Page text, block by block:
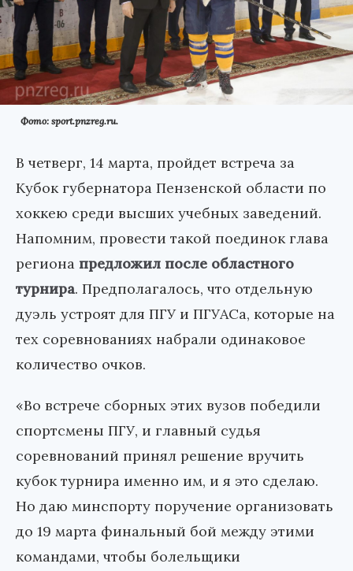
Фото: sport.pnzreg.ru.
В четверг, 14 марта, пройдет встреча за
Кубок губернатора Пензенской области по
хоккею среди высших учебных заведений.
Напомним, провести такой поединок глава
региона предложил после областного
турнира. Предполагалось, что отдельную
дуэль устроят для ПГУ и ПГУАСа, которые на
тех соревнованиях набрали одинаковое
количество очков.
«Во встрече сборных этих вузов победили
спортсмены ПГУ, и главный судья
соревнований принял решение вручить
кубок турнира именно им, и я это сделаю.
Но даю минспорту поручение организовать
до 19 марта финальный бой между этими
командами, чтобы болельщики